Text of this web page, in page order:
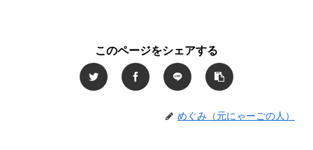
このページをシェアする
めぐみ（元にゃーごの人）